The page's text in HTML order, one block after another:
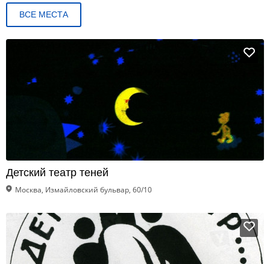
ВСЕ МЕСТА
Детский театр теней
Москва, Измайловский бульвар, 60/10